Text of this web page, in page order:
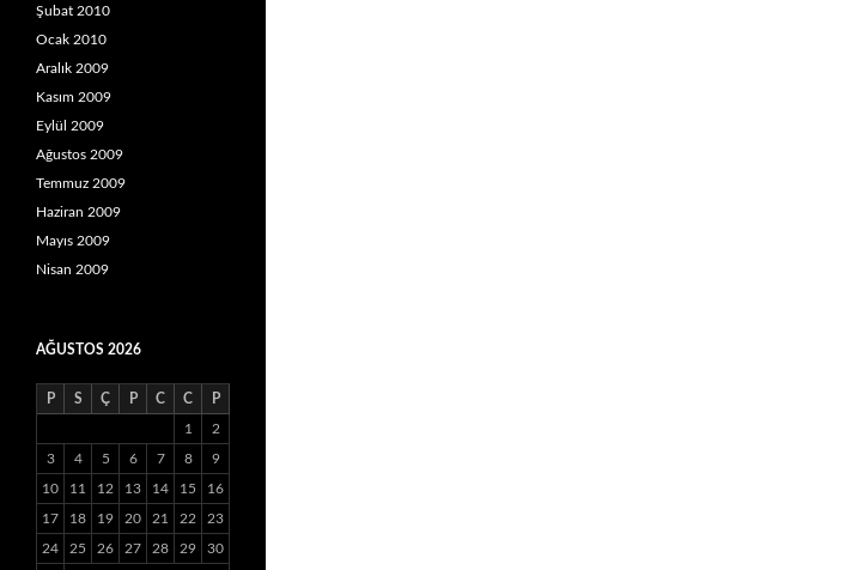
Şubat 2010
Ocak 2010
Aralık 2009
Kasım 2009
Eylül 2009
Ağustos 2009
Temmuz 2009
Haziran 2009
Mayıs 2009
Nisan 2009
AĞUSTOS 2026
P S Ç P C C P
1 2
3 4 5 6 7 8 9
10 11 12 13 14 15 16
17 18 19 20 21 22 23
24 25 26 27 28 29 30